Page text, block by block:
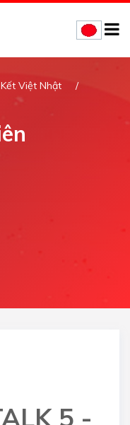
Việt Nhật
5 -